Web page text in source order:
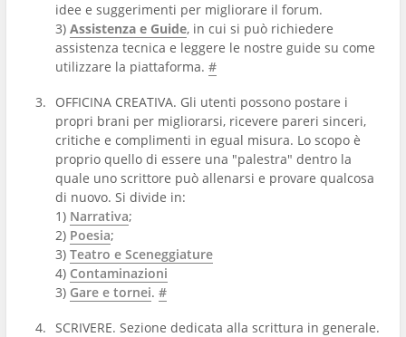
idee e suggerimenti per migliorare il forum.
3) Assistenza e Guide, in cui si può richiedere
assistenza tecnica e leggere le nostre guide su come
utilizzare la piattaforma. #
OFFICINA CREATIVA. Gli utenti possono postare i
propri brani per migliorarsi, ricevere pareri sinceri,
critiche e complimenti in egual misura. Lo scopo è
proprio quello di essere una "palestra" dentro la
quale uno scrittore può allenarsi e provare qualcosa
di nuovo. Si divide in:
1) Narrativa;
2) Poesia;
3) Teatro e Sceneggiature
4) Contaminazioni
3) Gare e tornei. #
SCRIVERE. Sezione dedicata alla scrittura in generale.